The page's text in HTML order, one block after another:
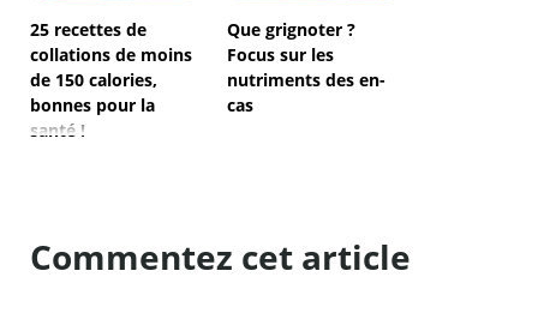
25 recettes de
collations de moins
de 150 calories,
bonnes pour la
santé !
Que grignoter ?
Focus sur les
nutriments des en-
cas
Commentez cet article